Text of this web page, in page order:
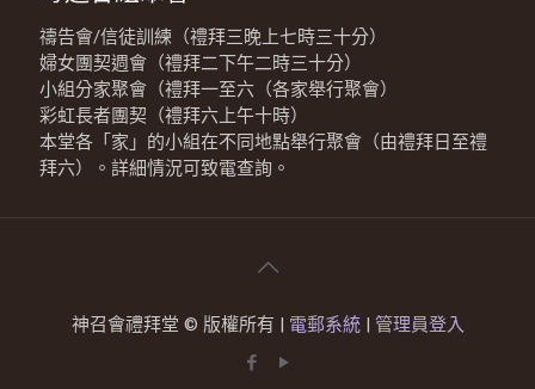
禱告會/信徒訓練（禮拜三晚上七時三十分）
婦女團契週會（禮拜二下午二時三十分）
小組分家聚會（禮拜一至六（各家舉行聚會）
彩虹長者團契（禮拜六上午十時）
本堂各「家」的小組在不同地點舉行聚會（由禮拜日至禮
拜六）。詳細情況可致電查詢。
神召會禮拜堂 © 版權所有 | 電郵系統 管理員登入